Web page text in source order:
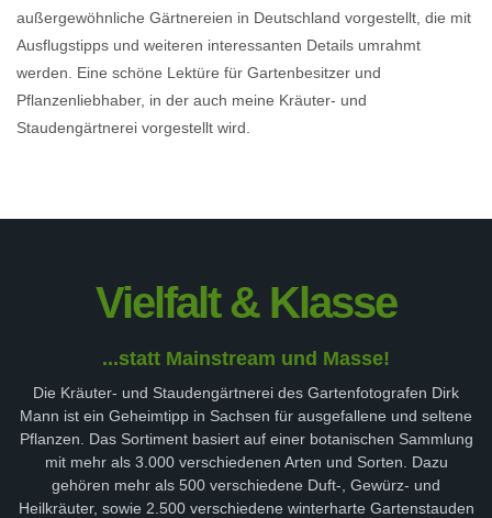
außergewöhnliche Gärtnereien in Deutschland vorgestellt, die mit
Ausflugstipps und weiteren interessanten Details umrahmt
werden. Eine schöne Lektüre für Gartenbesitzer und
Pflanzenliebhaber, in der auch meine Kräuter- und
Staudengärtnerei vorgestellt wird.
Vielfalt & Klasse
...statt Mainstream und Masse!
Die Kräuter- und Staudengärtnerei des Gartenfotografen Dirk
Mann ist ein Geheimtipp in Sachsen für ausgefallene und seltene
Pflanzen. Das Sortiment basiert auf einer botanischen Sammlung
mit mehr als 3.000 verschiedenen Arten und Sorten. Dazu
gehören mehr als 500 verschiedene Duft-, Gewürz- und
Heilkräuter, sowie 2.500 verschiedene winterharte Gartenstauden